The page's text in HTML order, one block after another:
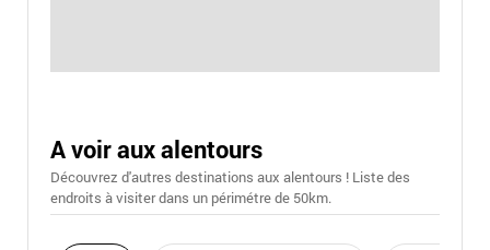
A voir aux alentours
Découvrez d'autres destinations aux alentours ! Liste des
endroits à visiter dans un périmétre de 50km.